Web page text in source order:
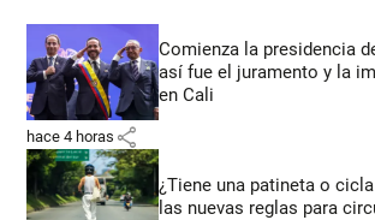
Comienza la presidencia
así fue el juramento y la
en Cali
hace 4 horas share
¿Tiene una patineta o
las nuevas reglas para